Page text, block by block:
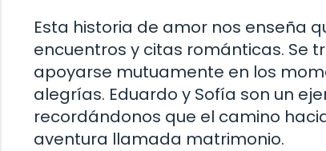
Esta historia de amor nos enseña
encuentros y citas románticas. Se
apoyarse mutuamente en los
alegrías. Eduardo y Sofía son un
recordándonos que el camino
aventura llamada matrimonio.